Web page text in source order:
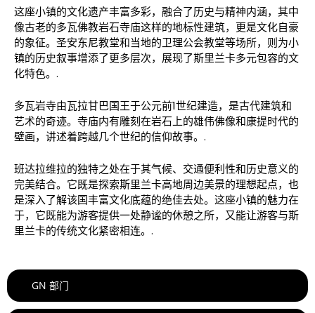
GN 部门
这座小镇的文化遗产丰富多彩，融合了历史与精神内涵，其中
像古老的多瓦佛教岩石寺庙这样的地标性建筑，更是文化自豪
的象征。圣安东尼教堂和当地的卫理公会教堂等场所，则为小
镇的历史叙事增添了更多层次，展现了斯里兰卡多元包容的文
化特色。.
多瓦岩寺由瓦拉甘巴国王于公元前1世纪建造，是古代建筑和
艺术的奇迹。寺庙内有雕刻在岩石上的雄伟佛像和康提时代的
壁画，讲述着跨越几个世纪的信仰故事。.
班达拉维拉的独特之处在于其气候、交通便利性和历史意义的
完美结合。它既是探索斯里兰卡高地周边美景的理想起点，也
是深入了解该国丰富文化底蕴的绝佳去处。这座小镇的魅力在
于，它既能为游客提供一处静谧的休憩之所，又能让游客与斯
里兰卡的传统文化紧密相连。.